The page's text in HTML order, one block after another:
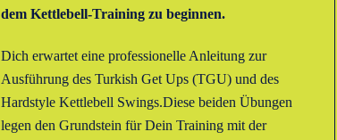
dem Kettlebell-Training zu beginnen.
Dich erwartet eine professionelle Anleitung zur
Ausführung des Turkish Get Ups (TGU) und des
Hardstyle Kettlebell Swings.Diese beiden Übungen
legen den Grundstein für Dein Training mit der